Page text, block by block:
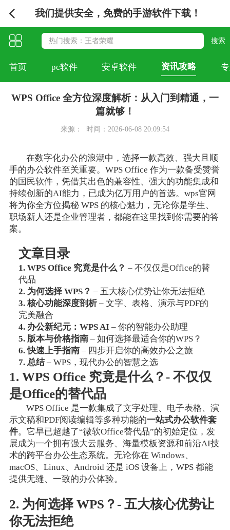
我们提供安全，免费的手游软件下载！
首页 pc软件 安卓软件 资讯攻略
WPS Office 全方位深度解析：从入门到精通，一
篇就够！
来源： 时间：2026-06-08 20:09:54
在数字化办公的浪潮中，选择一款高效、强大且顺
手的办公软件至关重要。WPS Office 作为一款备受赞誉
的国民软件，凭借其出色的兼容性、强大的功能集成和
持续创新的AI能力，已成为亿万用户的首选。wps官网
将为你全方位揭秘 WPS 的核心魅力，无论你是学生、
职场新人还是企业管理者，都能在这里找到你需要的答
案。
文章目录
1. WPS Office 究竟是什么？ – 不仅仅是Office的替
代品
2. 为何选择 WPS？ – 五大核心优势让你无法拒绝
3. 核心功能深度剖析– 文字、表格、演示与PDF的
完美融合
4. 办公新纪元：WPS AI – 你的智能办公助理
5. 版本与价格指南– 如何选择最适合你的WPS？
6. 快速上手指南– 四步开启你的高效办公之旅
7. 总结– WPS，现代办公的智慧之选
1. WPS Office 究竟是什么？- 不仅仅
是Office的替代品
WPS Office 是一款集成了文字处理、电子表格、演
示文稿和PDF阅读编辑等多种功能的一站式办公软件套
件。它早已超越了“微软Office替代品”的初始定位，发
展成为一个拥有强大云服务、海量模板资源和前沿AI技
术的跨平台办公生态系统。无论你在 Windows、
macOS、Linux、Android 还是 iOS 设备上，WPS 都能
提供无缝、一致的办公体验。
2. 为何选择 WPS？- 五大核心优势让
你无法拒绝